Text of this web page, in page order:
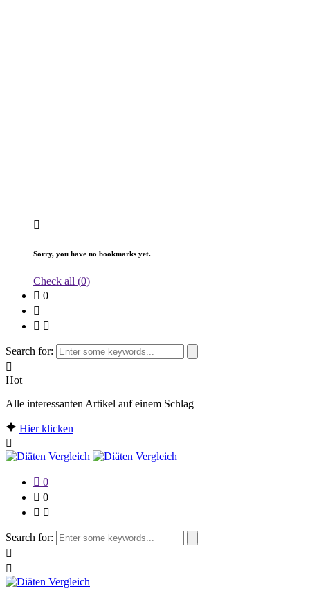
Sorry, you have no bookmarks yet.
Check all (0)
0
Search for:
Hot
Alle interessanten Artikel auf einem Schlag
Hier klicken
0
0
Search for: